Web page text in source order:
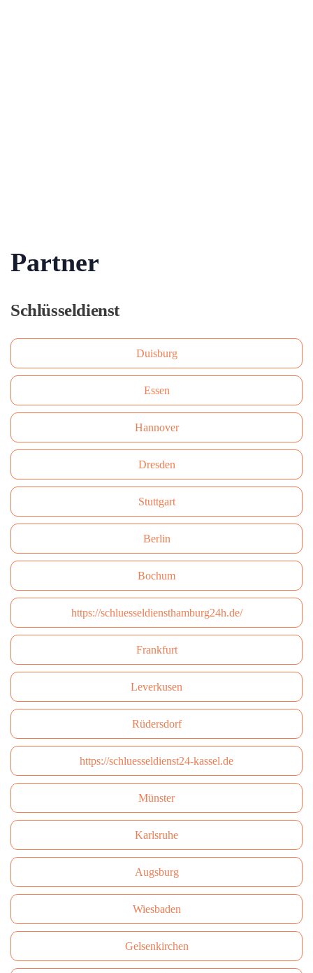
Partner
Schlüsseldienst
Duisburg
Essen
Hannover
Dresden
Stuttgart
Berlin
Bochum
https://schluesseldiensthamburg24h.de/
Frankfurt
Leverkusen
Rüdersdorf
https://schluesseldienst24-kassel.de
Münster
Karlsruhe
Augsburg
Wiesbaden
Gelsenkirchen